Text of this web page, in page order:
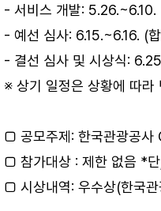
- 서비스 개발: 5.26.~6.10.
- 예선 심사: 6.15.~6.16. (
- 결선 심사 및 시상식:
※ 상기 일정은 상황에 따라
□ 공모주제: 한국관광공사
□ 참가대상 : 제한 없음 *
□ 시상내역: 우수상(한국